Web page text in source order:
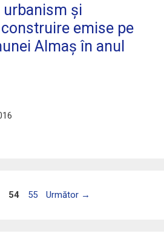
și
emise pe
Almaș în anul
Pagina
54 Pagina
55 Următor →